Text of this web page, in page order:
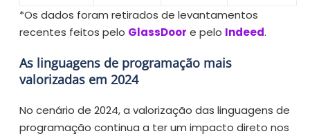
*Os dados foram retirados de levantamentos
recentes feitos pelo GlassDoor e pelo Indeed.
As linguagens de programação mais
valorizadas em 2024
No cenário de 2024, a valorização das linguagens de
programação continua a ter um impacto direto nos